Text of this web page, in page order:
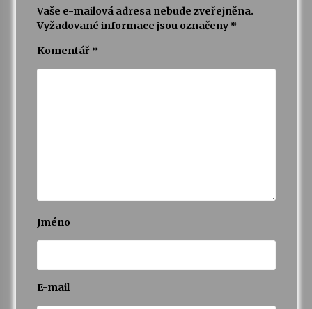
Vaše e-mailová adresa nebude zveřejněna.
Vyžadované informace jsou označeny *
Komentář *
Jméno
E-mail